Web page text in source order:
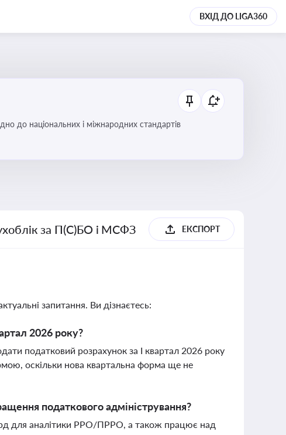
ВХІД ДО LIGA360
до національних і міжнародних стандартів
за П(С)БО і МСФЗ ЕКСПОРТ
запитання. Ви дізнаєтесь:
2026 року?
податковий розрахунок за І квартал 2026 року
оскільки нова квартальна форма ще не
податкового адміністрування?
для аналітики РРО/ПРРО, а також працює над